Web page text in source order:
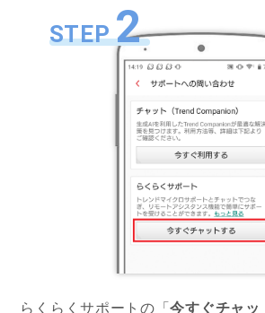
STEP 2
らくらくサポートの「今すぐチャッ